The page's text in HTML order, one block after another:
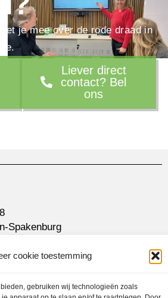
cookie toestemming
gebruiken wij technologieën zoals
je mee over de rode draad in
Liever direct
contact? Bel
ons
Spakenburg